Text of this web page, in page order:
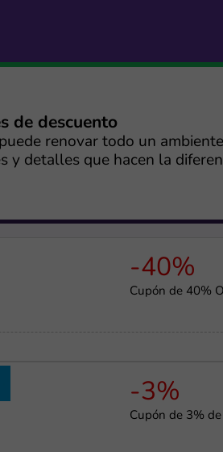
de descuento
renovar todo un
y detalles que hacen la
-40%
Cupón de 40%
-3%
Cupón de 3%